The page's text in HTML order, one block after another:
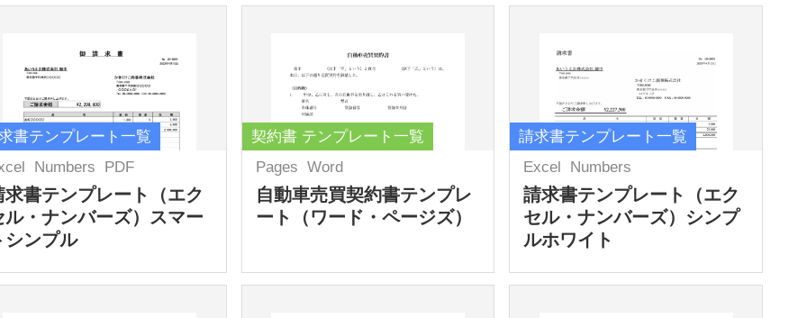
書テンプレート一覧
Numbers PDF
求書テンプレート（エク
ル・ナンバーズ）スマー
シンプル
契約書 テンプレート一覧
Pages Word
自動車売買契約書テンプレ
ート（ワード・ページズ）
請求書テンプレート一覧
Excel
Numbers
請求書テンプレート（エク
セル・ナンバーズ）シンプ
ルホワイト